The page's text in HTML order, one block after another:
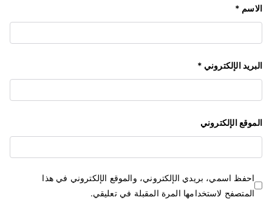
الاسم *
البريد الإلكتروني *
الموقع الإلكتروني
احفظ اسمي، بريدي الإلكتروني، والموقع الإلكتروني في هذا
المتصفح لاستخدامها المرة المقبلة في تعليقي.